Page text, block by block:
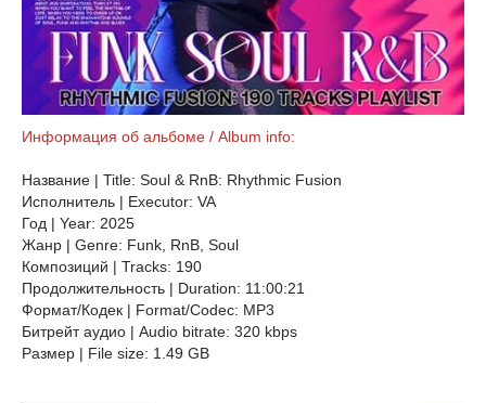
Информация об альбоме / Album info:
Название | Title: Soul & RnB: Rhythmic Fusion
Исполнитель | Executor: VA
Год | Year: 2025
Жанр | Genre: Funk, RnB, Soul
Композиций | Tracks: 190
Продолжительность | Duration: 11:00:21
Формат/Кодек | Format/Codec: MP3
Битрейт аудио | Audio bitrate: 320 kbps
Размер | File size: 1.49 GB